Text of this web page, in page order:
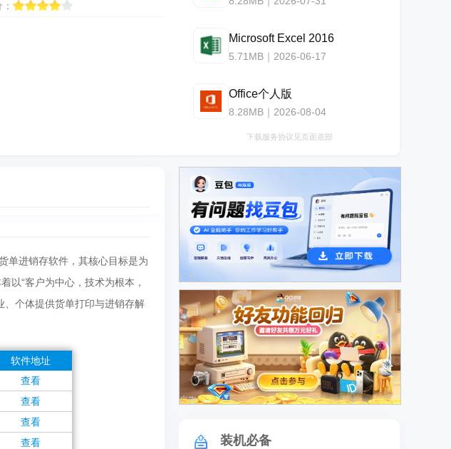
Microsoft Excel 2016
5.71MB｜2026-06-17
Office个人版
8.28MB｜2026-08-04
下载服务协议见页面底部
单进销存软件，其核心目标是为
以“客户为中心，技术为根本，
、个体提供货单打印与进销存解
软件地址
查看
查看
查看
查看
广告
广告
装机必备